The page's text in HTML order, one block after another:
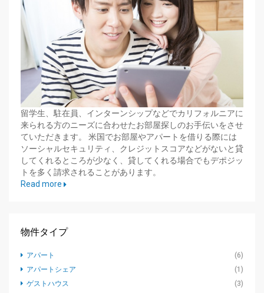
留学生、駐在員、インターンシップなどでカリフォルニアに
来られる方のニーズに合わせたお部屋探しのお手伝いをさせ
ていただきます。 米国でお部屋やアパートを借りる際には
ソーシャルセキュリティ、クレジットスコアなどがないと貸
してくれるところが少なく、貸してくれる場合でもデポジッ
トを多く請求されることがあります。
Read more
物件タイプ
アパート
(6)
アパートシェア
(1)
ゲストハウス
(3)